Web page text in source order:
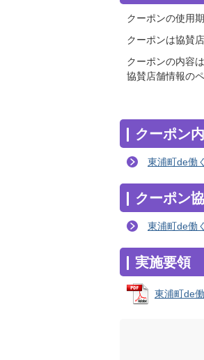
クーポンの使用
クーポンは協賛
クーポンの内容
協賛店舗情報の
クーポン
東浦町de働
クーポン
東浦町de働
実施要領
東浦町de